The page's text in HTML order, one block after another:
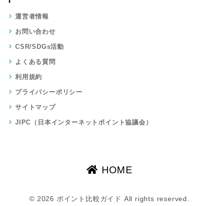
運営者情報
お問い合わせ
CSR/SDGs活動
よくある質問
利用規約
プライバシーポリシー
サイトマップ
JIPC（日本インターネットポイント協議会）
HOME
© 2026 ポイント比較ガイド All rights reserved.